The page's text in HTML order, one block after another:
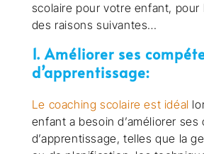
scolaire pour votre enfant, pour
des raisons suivantes…
1. Améliorer ses
d’apprentissage:
Le coaching scolaire est idéal
enfant a besoin d’améliorer ses
d’apprentissage, telles que la